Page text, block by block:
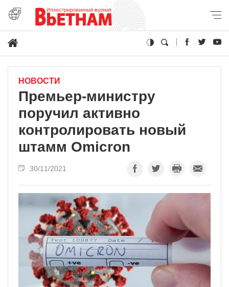
НОВОСТИ
Премьер-министру
поручил активно
контролировать новый
штамм Omicron
30/11/2021